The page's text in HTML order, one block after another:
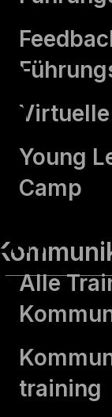
Young
Camp
Alle
training